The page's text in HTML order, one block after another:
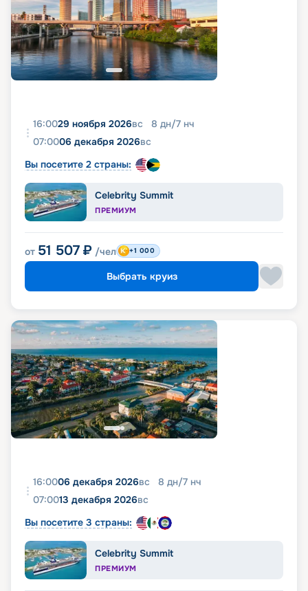
16:0029 ноября 2026вс 8 дн/7 нч
07:0006 декабря 2026вс
Вы посетите 2 страны:
Celebrity Summit
ПРЕМИУМ
от 51 507 ₽ /чел +1 000
Выбрать круиз
16:0006 декабря 2026вс 8 дн/7 нч
07:0013 декабря 2026вс
Вы посетите 3 страны:
Celebrity Summit
ПРЕМИУМ